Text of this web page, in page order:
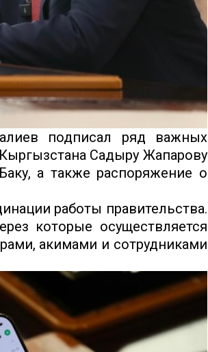
подписал ряд важных
Садыру Жапарову
а также распоряжение о
работы правительства.
которые осуществляется
акимами и сотрудниками